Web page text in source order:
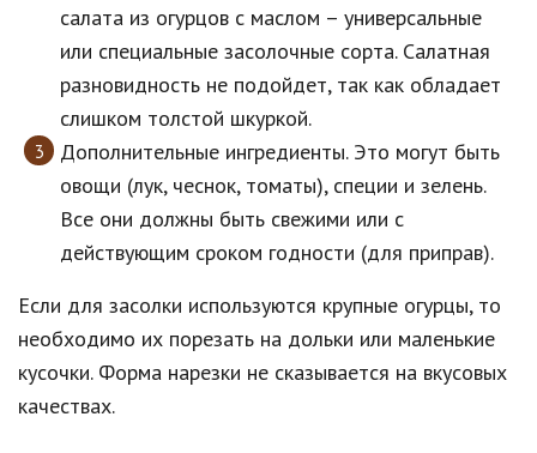
салата из огурцов с маслом – универсальные
или специальные засолочные сорта. Салатная
разновидность не подойдет, так как обладает
слишком толстой шкуркой.
Дополнительные ингредиенты. Это могут быть
овощи (лук, чеснок, томаты), специи и зелень.
Все они должны быть свежими или с
действующим сроком годности (для приправ).
Если для засолки используются крупные огурцы, то
необходимо их порезать на дольки или маленькие
кусочки. Форма нарезки не сказывается на вкусовых
качествах.